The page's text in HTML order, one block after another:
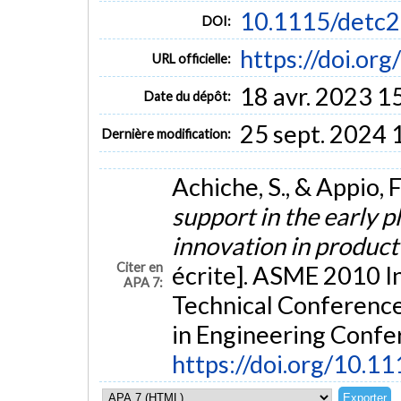
DOI: 10.1115/
URL officielle: https://
Date du dépôt: 18 avr. 2023
Dernière modification: 25 sept. 2024
Citer en
APA 7:
Achiche, S., & Appio,
support in the early
innovation in
écrite]. ASME 2010
Technical
in Engineering
https://doi.org/